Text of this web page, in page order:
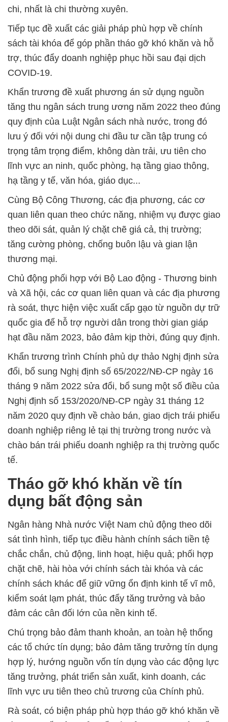
chi, nhất là chi thường xuyên.
Tiếp tục đề xuất các giải pháp phù hợp về chính
sách tài khóa để góp phần tháo gỡ khó khăn và hỗ
trợ, thúc đẩy doanh nghiệp phục hồi sau đại dịch
COVID-19.
Khẩn trương đề xuất phương án sử dụng nguồn
tăng thu ngân sách trung ương năm 2022 theo đúng
quy định của Luật Ngân sách nhà nước, trong đó
lưu ý đối với nội dung chi đầu tư cần tập trung có
trọng tâm trọng điểm, không dàn trải, ưu tiên cho
lĩnh vực an ninh, quốc phòng, hạ tầng giao thông,
hạ tầng y tế, văn hóa, giáo dục...
Cùng Bộ Công Thương, các địa phương, các cơ
quan liên quan theo chức năng, nhiệm vụ được giao
theo dõi sát, quản lý chặt chẽ giá cả, thị trường;
tăng cường phòng, chống buôn lậu và gian lận
thương mại.
Chủ động phối hợp với Bộ Lao động - Thương binh
và Xã hội, các cơ quan liên quan và các địa phương
rà soát, thực hiện việc xuất cấp gạo từ nguồn dự trữ
quốc gia để hỗ trợ người dân trong thời gian giáp
hạt đầu năm 2023, bảo đảm kịp thời, đúng quy định.
Khẩn trương trình Chính phủ dự thảo Nghị định sửa
đổi, bổ sung Nghị định số 65/2022/NĐ-CP ngày 16
tháng 9 năm 2022 sửa đổi, bổ sung một số điều của
Nghị định số 153/2020/NĐ-CP ngày 31 tháng 12
năm 2020 quy định về chào bán, giao dịch trái phiếu
doanh nghiệp riêng lẻ tại thị trường trong nước và
chào bán trái phiếu doanh nghiệp ra thị trường quốc
tế.
Tháo gỡ khó khăn về tín
dụng bất động sản
Ngân hàng Nhà nước Việt Nam chủ động theo dõi
sát tình hình, tiếp tục điều hành chính sách tiền tệ
chắc chắn, chủ động, linh hoạt, hiệu quả; phối hợp
chặt chẽ, hài hòa với chính sách tài khóa và các
chính sách khác để giữ vững ổn định kinh tế vĩ mô,
kiểm soát lạm phát, thúc đẩy tăng trưởng và bảo
đảm các cân đối lớn của nền kinh tế.
Chú trọng bảo đảm thanh khoản, an toàn hệ thống
các tổ chức tín dụng; bảo đảm tăng trưởng tín dụng
hợp lý, hướng nguồn vốn tín dụng vào các động lực
tăng trưởng, phát triển sản xuất, kinh doanh, các
lĩnh vực ưu tiên theo chủ trương của Chính phủ.
Rà soát, có biện pháp phù hợp tháo gỡ khó khăn về